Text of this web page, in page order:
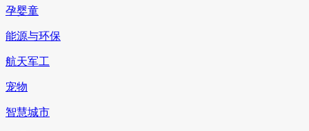
孕婴童
能源与环保
航天军工
宠物
智慧城市